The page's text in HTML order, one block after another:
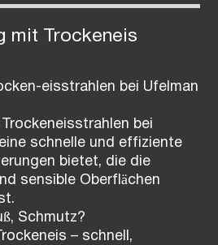
mit Trockeneis
eisstrahlen bei Ufelman
bei
schnelle und effiziente
bietet, die die
sensible Oberflächen
Schmutz?
– schnell,